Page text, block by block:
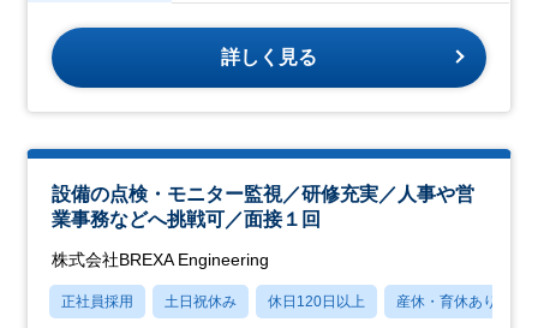
詳しく見る
設備の点検・モニター監視／研修充実／人事や営
業事務などへ挑戦可／面接１回
株式会社BREXA Engineering
正社員採用 土日祝休み 休日120日以上 産休・育休あり